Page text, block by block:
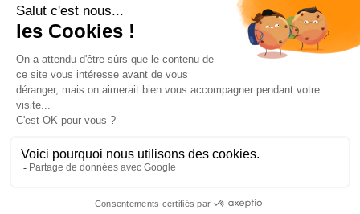
772,00 €HT
À propos de
Fourniresto
Entre vous et nous
Besoin d'aide ?